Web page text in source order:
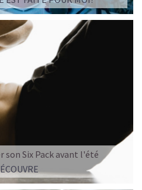
qui veulent se faire plaisir
Caramel Protéiné
Six Pack avant l'été